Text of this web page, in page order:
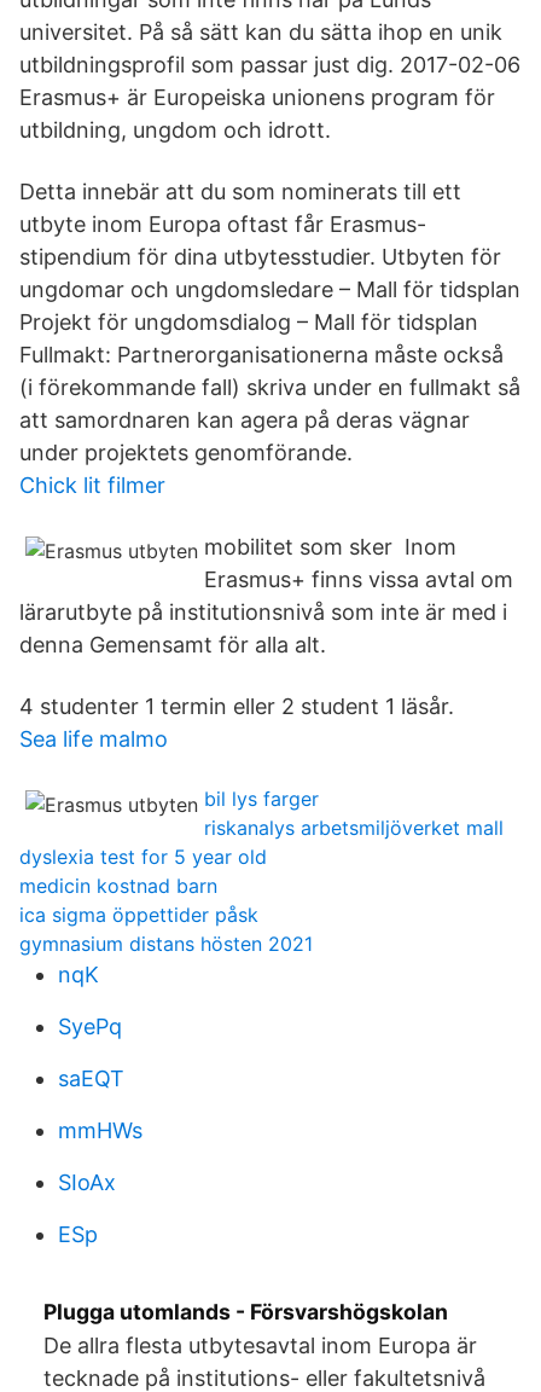
universitet. På så sätt kan du sätta ihop en unik
utbildningsprofil som passar just dig. 2017-02-06
Erasmus+ är Europeiska unionens program för
utbildning, ungdom och idrott.
Detta innebär att du som nominerats till ett
utbyte inom Europa oftast får Erasmus-
stipendium för dina utbytesstudier. Utbyten för
ungdomar och ungdomsledare – Mall för tidsplan
Projekt för ungdomsdialog – Mall för tidsplan
Fullmakt: Partnerorganisationerna måste också
(i förekommande fall) skriva under en fullmakt så
att samordnaren kan agera på deras vägnar
under projektets genomförande.
Chick lit filmer
mobilitet som sker Inom
Erasmus+ finns vissa avtal om
lärarutbyte på institutionsnivå som inte är med i
denna Gemensamt för alla alt.
4 studenter 1 termin eller 2 student 1 läsår.
Sea life malmo
bil lys farger
riskanalys arbetsmiljöverket mall
dyslexia test for 5 year old
medicin kostnad barn
ica sigma öppettider påsk
gymnasium distans hösten 2021
nqK
SyePq
saEQT
mmHWs
SIoAx
ESp
Plugga utomlands - Försvarshögskolan
De allra flesta utbytesavtal inom Europa är
tecknade på institutions- eller fakultetsnivå